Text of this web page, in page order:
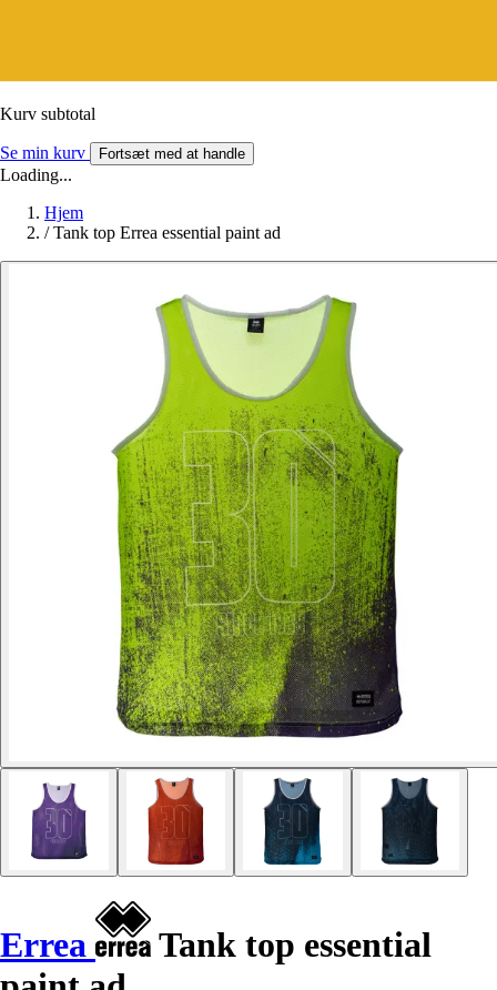
Kurv subtotal
Se min kurv Fortsæt med at handle
Loading...
Hjem
/ Tank top Errea essential paint ad
Errea
Tank top essential